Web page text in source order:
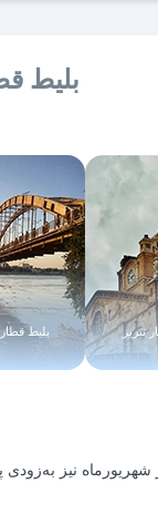
بلیط
تبریز بلیط
نیز